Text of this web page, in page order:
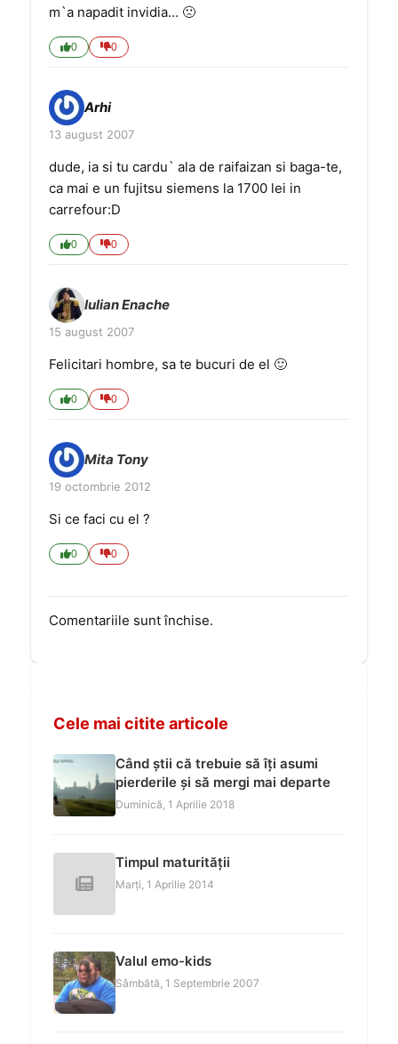
m`a napadit invidia… 🙁
0 0
Arhi
13 august 2007
dude, ia si tu cardu` ala de raifaizan si baga-te,
ca mai e un fujitsu siemens la 1700 lei in
carrefour:D
0 0
Iulian Enache
15 august 2007
Felicitari hombre, sa te bucuri de el 🙂
0 0
Mita Tony
19 octombrie 2012
Si ce faci cu el ?
0 0
Comentariile sunt închise.
Cele mai citite articole
Când știi că trebuie să îți asumi
pierderile și să mergi mai departe
Duminică, 1 Aprilie 2018
Timpul maturității
Marți, 1 Aprilie 2014
Valul emo-kids
Sâmbătă, 1 Septembrie 2007